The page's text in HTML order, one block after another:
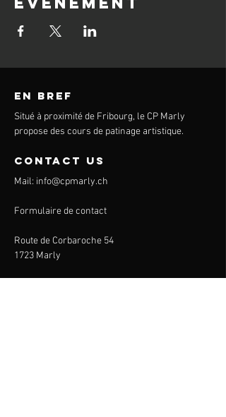
en bref
Situé à proximité de Fribourg, le CP Marly
propose des cours de patinage artistique.
contact us
Mail: info@cpmarly.ch
Formulaire de contact
Route de Corbaroche 54
1723 Marly